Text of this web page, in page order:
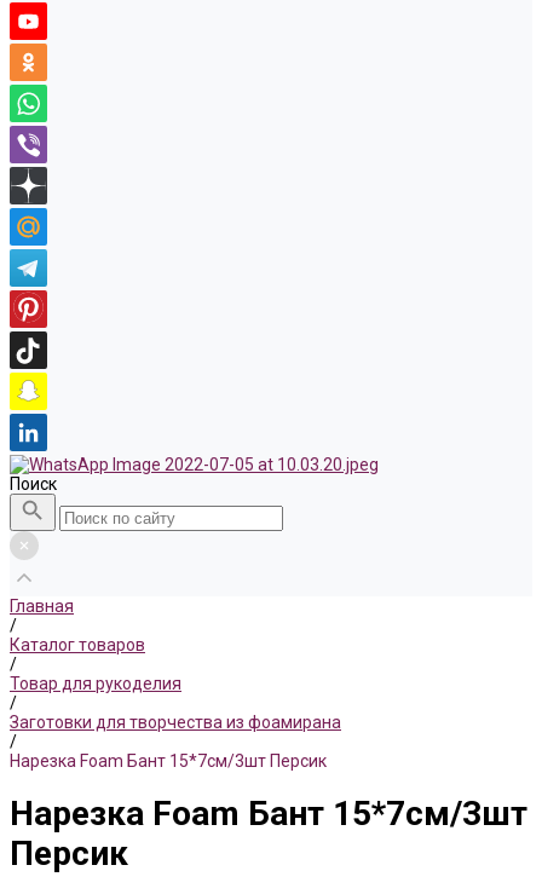
Поиск
Главная
/
Каталог товаров
/
Товар для рукоделия
/
Заготовки для творчества из фоамирана
/
Нарезка Foam Бант 15*7см/3шт Персик
Нарезка Foam Бант 15*7см/3шт
Персик